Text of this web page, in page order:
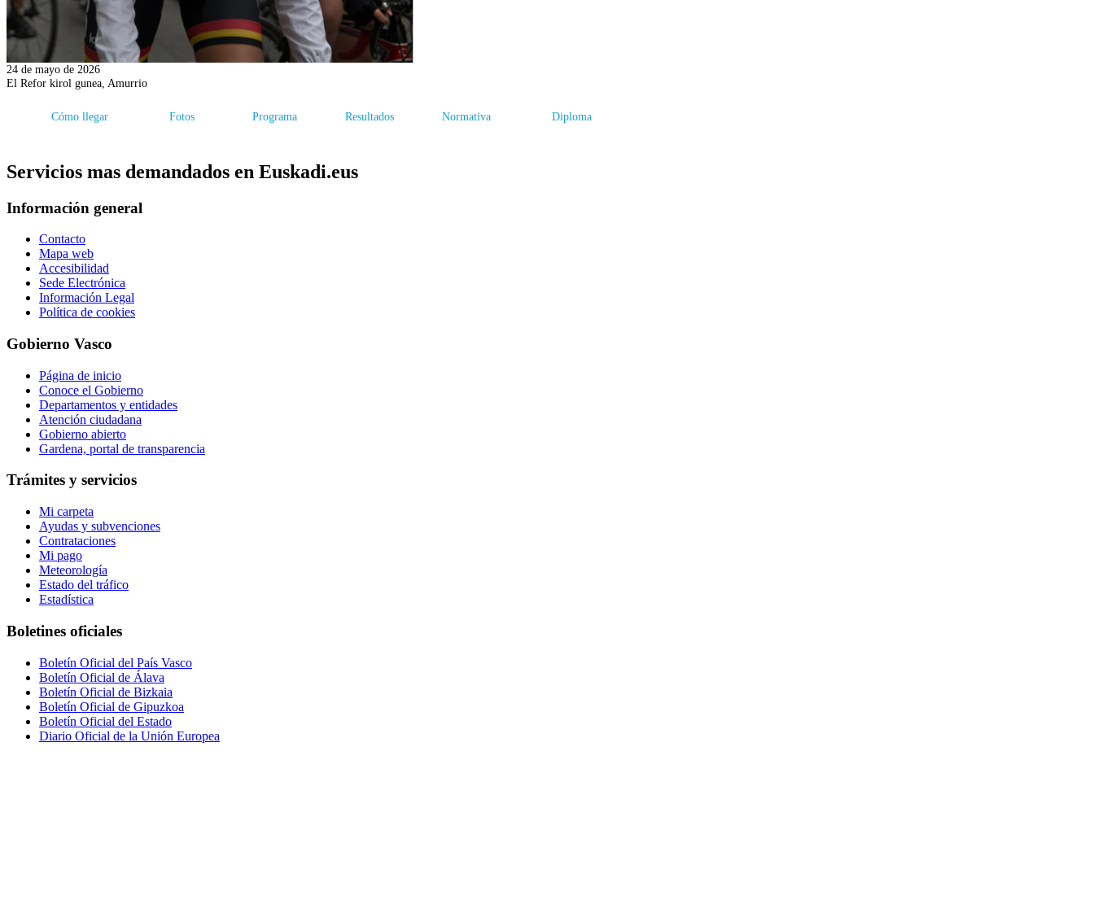
24 de mayo de 2026
El Refor kirol gunea, Amurrio
Cómo llegar Fotos Programa Resultados Normativa Diploma
Servicios mas demandados en Euskadi.eus
Información general
Contacto
Mapa web
Accesibilidad
Sede Electrónica
Información Legal
Política de cookies
Gobierno Vasco
Página de inicio
Conoce el Gobierno
Departamentos y entidades
Atención ciudadana
Gobierno abierto
Gardena, portal de transparencia
Trámites y servicios
Mi carpeta
Ayudas y subvenciones
Contrataciones
Mi pago
Meteorología
Estado del tráfico
Estadística
Boletines oficiales
Boletín Oficial del País Vasco
Boletín Oficial de Álava
Boletín Oficial de Bizkaia
Boletín Oficial de Gipuzkoa
Boletín Oficial del Estado
Diario Oficial de la Unión Europea